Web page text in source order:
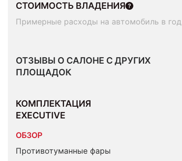
СТОИМОСТЬ ВЛАДЕНИЯ
Примерные расходы на автомобиль в год
ОТЗЫВЫ О САЛОНЕ С ДРУГИХ
ПЛОЩАДОК
КОМПЛЕКТАЦИЯ
EXECUTIVE
ОБЗОР
Противотуманные фары